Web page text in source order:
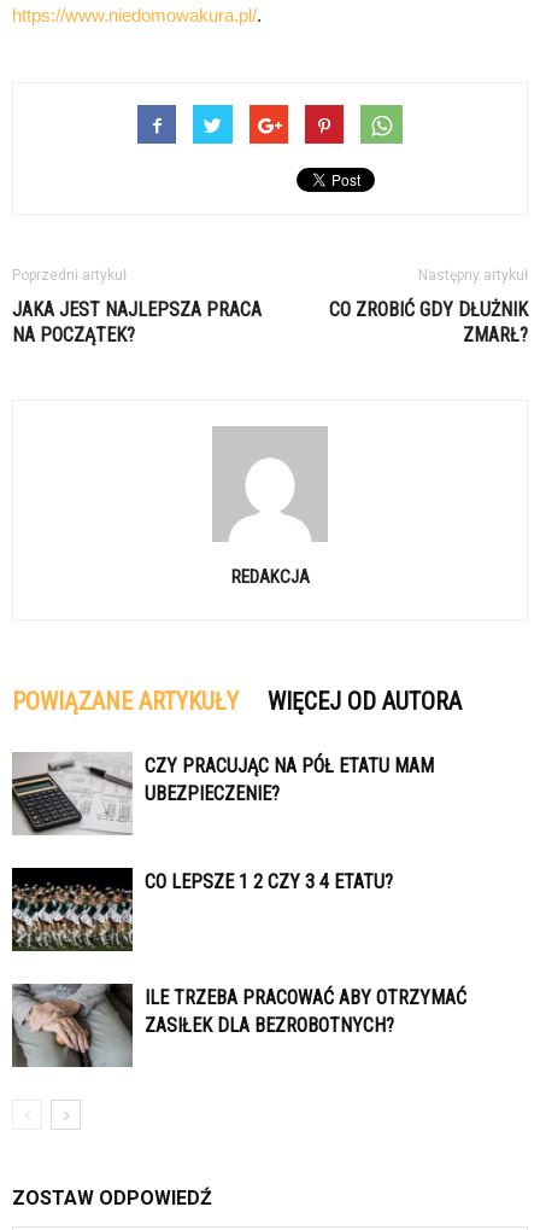
https://www.niedomowakura.pl/.
Poprzedni artykuł
JAKA JEST NAJLEPSZA PRACA
NA POCZĄTEK?
Następny artykuł
CO ZROBIĆ GDY DŁUŻNIK
ZMARŁ?
REDAKCJA
POWIĄZANE ARTYKUŁY WIĘCEJ OD AUTORA
CZY PRACUJĄC NA PÓŁ ETATU MAM
UBEZPIECZENIE?
CO LEPSZE 1 2 CZY 3 4 ETATU?
ILE TRZEBA PRACOWAĆ ABY OTRZYMAĆ
ZASIŁEK DLA BEZROBOTNYCH?
ZOSTAW ODPOWIEDŹ